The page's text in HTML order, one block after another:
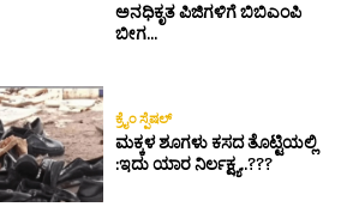
ಅನಧಿಕೃತ ಪಿಜಿಗಳಿಗೆ ಬಿಬಿಎಂಪಿ
ಬೀಗ…
ಕ್ರೈಂ ಸ್ಪೆಷಲ್
ಮಕ್ಕಳ ಶೂಗಳು ಕಸದ ತೊಟ್ಟಿಯಲ್ಲಿ
:ಇದು ಯಾರ ನಿರ್ಲಕ್ಷ್ಯ..???